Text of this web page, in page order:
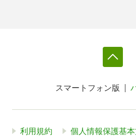
スマートフォン版
利用規約 個人情報保護基